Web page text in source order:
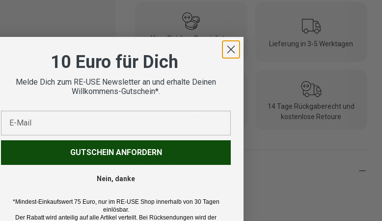
Vom Outdoor Spezialisten
geprüfte Second Hand Artikel
Lieferung in 3-5 Werktagen
14 Tage Rückgaberecht und
kostenlose Retoure
Marke:
10 Euro für Dich
Melde Dich zum RE-USE Newsletter an und erhalte Deinen
Willkommens-Gutschein*.
GUTSCHEIN ANFORDERN
Nein, danke
*Mindest-Einkaufswert 75 Euro, nur im RE-USE Shop innerhalb von 30 Tagen
einlösbar.
Der Rabatt wird anteilig auf alle Artikel verteilt. Bei Rücksendungen wird der